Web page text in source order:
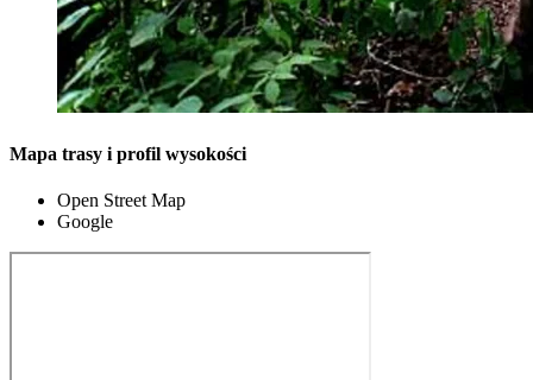
Mapa trasy i profil wysokości
Open Street Map
Google